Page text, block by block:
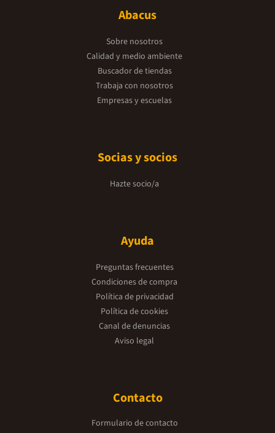
Abacus
Sobre nosotros
Calidad y medio ambiente
Buscador de tiendas
Trabaja con nosotros
Empresas y escuelas
Socias y socios
Hazte socio/a
Ayuda
Preguntas frecuentes
Condiciones de compra
Política de privacidad
Política de cookies
Canal de denuncias
Aviso legal
Contacto
Formulario de contacto